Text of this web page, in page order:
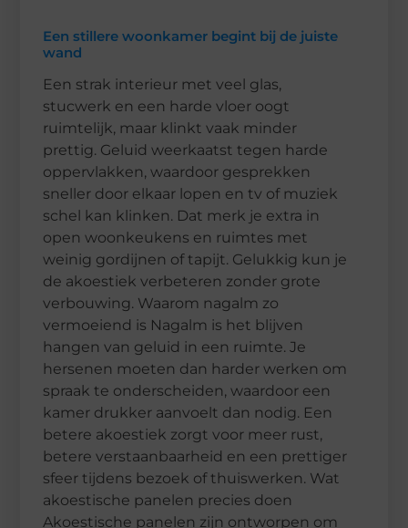
Een stillere woonkamer begint bij de juiste
wand
Een strak interieur met veel glas,
stucwerk en een harde vloer oogt
ruimtelijk, maar klinkt vaak minder
prettig. Geluid weerkaatst tegen harde
oppervlakken, waardoor gesprekken
sneller door elkaar lopen en tv of muziek
schel kan klinken. Dat merk je extra in
open woonkeukens en ruimtes met
weinig gordijnen of tapijt. Gelukkig kun je
de akoestiek verbeteren zonder grote
verbouwing. Waarom nagalm zo
vermoeiend is Nagalm is het blijven
hangen van geluid in een ruimte. Je
hersenen moeten dan harder werken om
spraak te onderscheiden, waardoor een
kamer drukker aanvoelt dan nodig. Een
betere akoestiek zorgt voor meer rust,
betere verstaanbaarheid en een prettiger
sfeer tijdens bezoek of thuiswerken. Wat
akoestische panelen precies doen
Akoestische panelen zijn ontworpen om